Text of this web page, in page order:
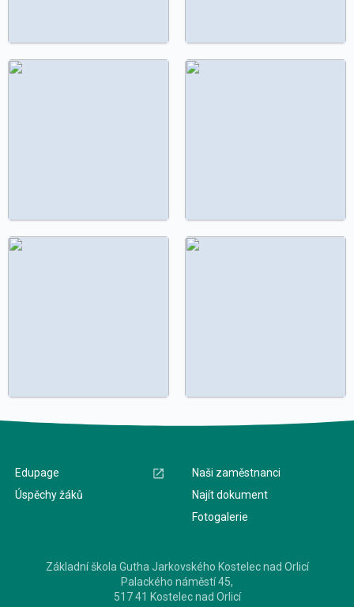
Edupage
Úspěchy žáků
Naši zaměstnanci
Najít dokument
Fotogalerie
Základní škola Gutha Jarkovského Kostelec nad Orlicí
Palackého náměstí 45,
517 41 Kostelec nad Orlicí